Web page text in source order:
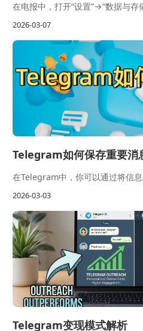
在电报中，打开“设置”→“数据与存
2026-03-07
Telegram如何保存重要消
在Telegram中，你可以通过将信
2026-03-03
Telegram变现模式解析